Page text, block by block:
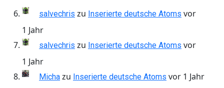
salvechris zu Inserierte deutsche Atoms vor
1 Jahr
salvechris zu Inserierte deutsche Atoms vor
1 Jahr
Micha zu Inserierte deutsche Atoms vor 1 Jahr